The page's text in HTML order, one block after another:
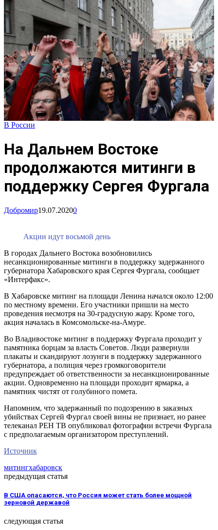
В России
На Дальнем Востоке
продолжаются митинги в
поддержку Сергея Фургала
Добромир19.07.20200
Акции идут восьмой день
В городах Дальнего Востока возобновились
несанкционированные митинги в поддержку задержанного
губернатора Хабаровского края Сергея Фургала, сообщает
«Интерфакс».
В Хабаровске митинг на площади Ленина начался около 12:00
по местному времени. Его участники пришли на место
проведения несмотря на 30-градусную жару. Кроме того,
акция началась в Комсомольске-на-Амуре.
Во Владивостоке митинг в поддержку Фургала проходит у
памятника борцам за власть Советов. Люди развернули
плакаты и скандируют лозунги в поддержку задержанного
губернатора, а полиция через громкоговорители
предупреждает об ответственности за несанкционированные
акции. Одновременно на площади проходит ярмарка, а
памятник чистят от голубиного помета.
Напомним, что задержанный по подозрению в заказных
убийствах Сергей Фургал своей вины не признает, но ранее
телеканал РЕН ТВ опубликовал фотографии встречи Фургала
с предполагаемым организатором преступлений.
Источник
митингхабаровск
предыдущая статья
В США опасаются, что Россия может стать более мощной
зерновой державой
следующая статья